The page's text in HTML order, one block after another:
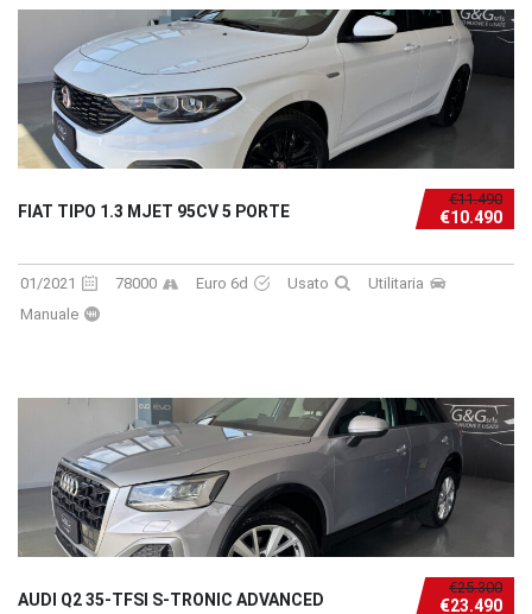
€11.490
€10.490
FIAT TIPO 1.3 MJET 95CV 5 PORTE
01/2021 78000 Euro 6d Usato
Utilitaria
Manuale
€25.300
€23.490
AUDI Q2 35-TFSI S-TRONIC ADVANCED